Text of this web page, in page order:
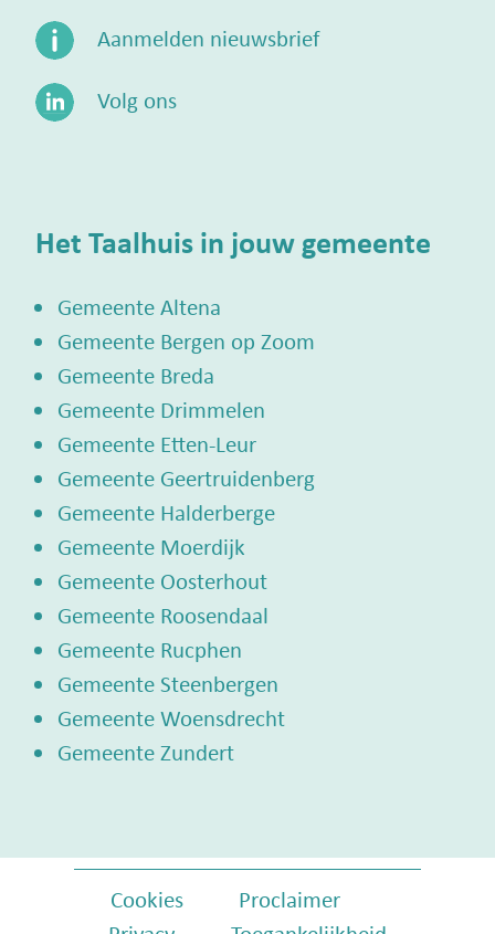
Aanmelden nieuwsbrief
Volg ons
Het Taalhuis in jouw gemeente
Gemeente Altena
Gemeente Bergen op Zoom
Gemeente Breda
Gemeente Drimmelen
Gemeente Etten-Leur
Gemeente Geertruidenberg
Gemeente Halderberge
Gemeente Moerdijk
Gemeente Oosterhout
Gemeente Roosendaal
Gemeente Rucphen
Gemeente Steenbergen
Gemeente Woensdrecht
Gemeente Zundert
Cookies
Proclaimer